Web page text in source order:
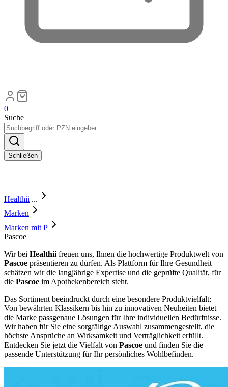
0
Suche
Schließen
Healthii ...
Marken
Marken mit P
Pascoe
Wir bei Healthii freuen uns, Ihnen die hochwertige Produktwelt von
Pascoe präsentieren zu dürfen. Als Plattform für Ihre Gesundheit
schätzen wir die langjährige Expertise und die geprüfte Qualität, für
die Pascoe im Apothekenbereich steht.
Das Sortiment beeindruckt durch eine besondere Produktvielfalt:
Von bewährten Klassikern bis hin zu innovativen Neuheiten bietet
die Marke passgenaue Lösungen für Ihre individuellen Bedürfnisse.
Wir haben für Sie eine sorgfältige Auswahl zusammengestellt, die
höchste Ansprüche an Wirksamkeit und Verträglichkeit erfüllt.
Entdecken Sie jetzt die Vielfalt von Pascoe und finden Sie die
passende Unterstützung für Ihr persönliches Wohlbefinden.